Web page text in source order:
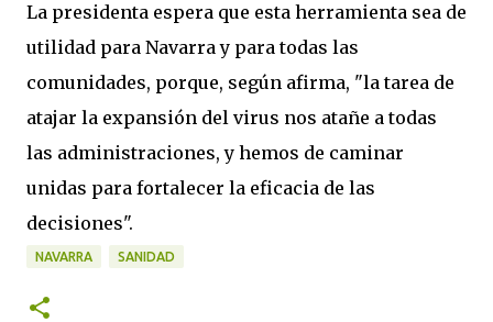
La presidenta espera que esta herramienta sea de
utilidad para Navarra y para todas las
comunidades, porque, según afirma, "la tarea de
atajar la expansión del virus nos atañe a todas
las administraciones, y hemos de caminar
unidas para fortalecer la eficacia de las
decisiones".
NAVARRA SANIDAD